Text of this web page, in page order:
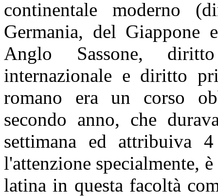
continentale moderno
Germania, del Giappone
Anglo Sassone,
internazionale e diritto
romano era un corso
secondo anno, che
settimana ed attribuiva
l'attenzione specialmente,
latina in questa facoltà